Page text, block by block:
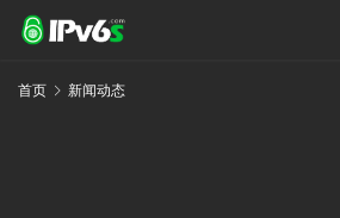
首页 新闻动态